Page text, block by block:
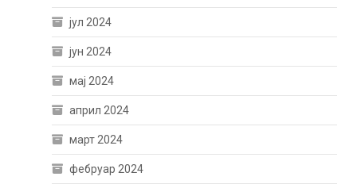
јул 2024
јун 2024
мај 2024
април 2024
март 2024
фебруар 2024